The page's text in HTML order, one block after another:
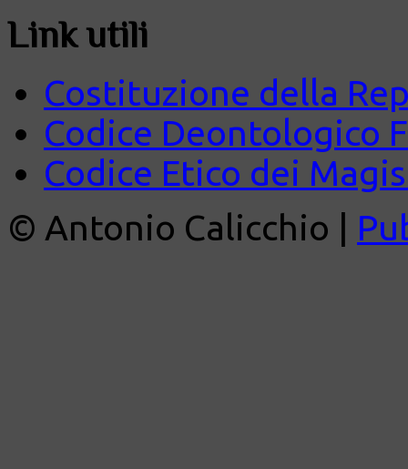
Link utili
Costituzione della
Codice Deontologico
Codice Etico dei
© Antonio Calicchio |